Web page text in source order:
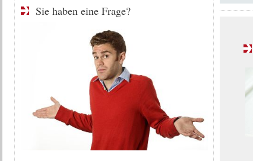
Sie haben eine Frage?